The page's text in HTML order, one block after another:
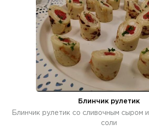
Блинчик рулетик
Блинчик рулетик со сливочным сыром
соли